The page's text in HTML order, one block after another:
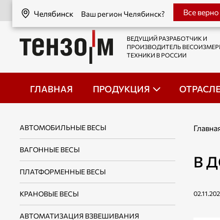
Челябинск Ваш регион Челябинск?
Челябинск Все верно
ВЕДУЩИЙ РАЗРАБОТЧИК И
ПРОИЗВОДИТЕЛЬ
ТЕХНИКИ В РОССИИ
ГЛАВНАЯ ПРОДУКЦИЯ
АВТОМОБИЛЬНЫЕ ВЕСЫ
ВАГОННЫЕ ВЕСЫ
ПЛАТФОРМЕННЫЕ ВЕСЫ
КРАНОВЫЕ ВЕСЫ
АВТОМАТИЗАЦИЯ ВЗВЕШИВАНИЯ
В